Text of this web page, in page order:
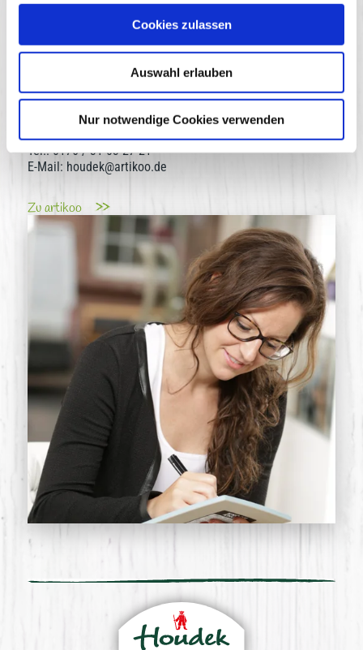
Cookies zulassen
Auswahl erlauben
Nur notwendige Cookies verwenden
artikoo · PR für Kultur und Marken
artikoo ∙ PR für Kultur und Marken
Ansprechpartnerin: Silke Rommelfanger
Tel.: 0176 / 31 03 27 21
E-Mail: houdek@artikoo.de
Zu artikoo